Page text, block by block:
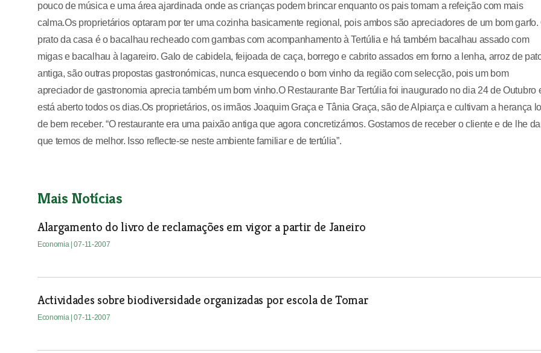
pouco de música e uma área ajardinada onde as crianças podem brincar enquanto os pais tomam a refeição com mais
calma.Os proprietários optaram por ter uma cozinha basicamente regional, pois ambos são apreciadores de um bom garfo.
prato da casa é o bacalhau recheado com gambas com acompanhamento à Tertúlia e há também bacalhau assado com
migas e bacalhau à lagareiro. Galo de cabidela, feijoada de caça, borrego e cabrito assados em forno a lenha, arroz de
antiga, são outras propostas gastronómicas, nunca esquecendo o bom vinho da região com selecção, pois um bom
apreciador de gastronomia aprecia também um bom vinho.O Restaurante Bar Tertúlia foi inaugurado no dia 24 de Outubro
está aberto todos os dias.Os proprietários, os irmãos Joaquim Graça e Tânia Graça, são de Alpiarça e cultivam a herança
de bem receber. “O restaurante era uma paixão antiga que agora concretizámos. Gostamos de receber o cliente e de lhe
que temos de melhor. Isso reflecte-se neste ambiente familiar e de tertúlia”.
Mais Notícias
Alargamento do livro de reclamações em vigor a partir de Janeiro
Economia | 07-11-2007
Actividades sobre biodiversidade organizadas por escola de Tomar
Economia | 07-11-2007